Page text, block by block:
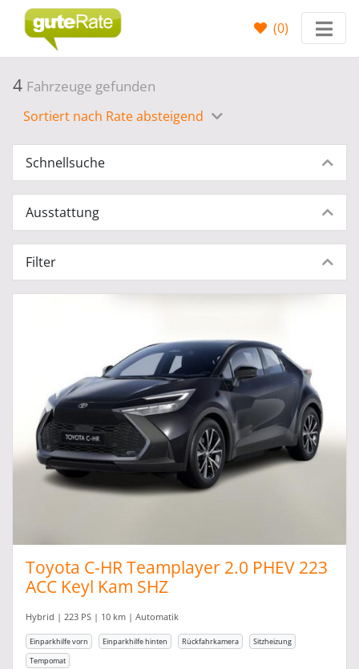
(0)
4 Fahrzeuge gefunden
Sortiert nach Rate absteigend
Schnellsuche
Ausstattung
Filter
Toyota C-HR Teamplayer 2.0 PHEV 223
ACC Keyl Kam SHZ
Hybrid | 223 PS | 10 km | Automatik
Einparkhilfe vorn Einparkhilfe hinten Rückfahrkamera
Sitzheizung
Tempomat